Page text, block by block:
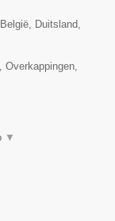
Duitsland,
▼